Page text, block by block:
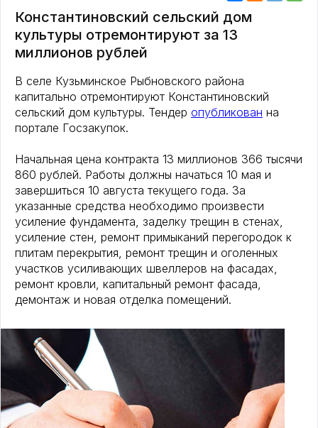
Константиновский сельский дом
культуры отремонтируют за 13
миллионов рублей
В селе Кузьминское Рыбновского района
капитально отремонтируют Константиновский
сельский дом культуры. Тендер опубликован на
портале Госзакупок.
Начальная цена контракта 13 миллионов 366 тысячи
860 рублей. Работы должны начаться 10 мая и
завершиться 10 августа текущего года. За
указанные средства необходимо произвести
усиление фундамента, заделку трещин в стенах,
усиление стен, ремонт примыканий перегородок к
плитам перекрытия, ремонт трещин и оголенных
участков усиливающих швеллеров на фасадах,
ремонт кровли, капитальный ремонт фасада,
демонтаж и новая отделка помещений.